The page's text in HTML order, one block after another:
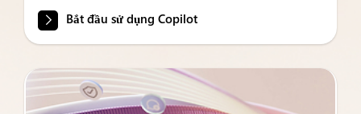
Bắt đầu sử dụng Copilot